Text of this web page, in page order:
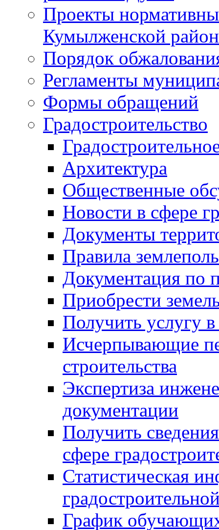
Проекты
Кумылженской
Порядок
Регламенты
Формы обращений
Градостроительство
Архитектура
Общественные
Новости в сфере
Документы
Правила
Документация по
Приобрести
Получить услугу в
Исчерпывающие
строительства
Экспертиза
документации
Получить
сфере
Статистическая
График